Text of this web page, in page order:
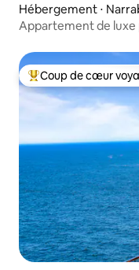
Hébergement ⋅
Appartement de luxe
Coups de cœur
Coup de cœur